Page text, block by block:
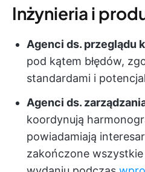
Inżynieria i
Agenci ds. przeglądu
pod kątem błędów,
standardami i
Agenci ds.
koordynują
powiadamiają
zakończone